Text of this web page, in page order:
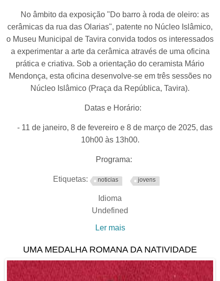
No âmbito da exposição "Do barro à roda de oleiro: as
cerâmicas da rua das Olarias", patente no Núcleo Islâmico,
o Museu Municipal de Tavira convida todos os interessados
a experimentar a arte da cerâmica através de uma oficina
prática e criativa. Sob a orientação do ceramista Mário
Mendonça, esta oficina desenvolve-se em três sessões no
Núcleo Islâmico (Praça da República, Tavira).
Datas e Horário:
- 11 de janeiro, 8 de fevereiro e 8 de março de 2025, das
10h00 às 13h00.
Programa:
Etiquetas: noticias jovens
Idioma
Undefined
Ler mais
Ancestral no Núcleo
Islâmico de Tavira
UMA MEDALHA ROMANA DA NATIVIDADE